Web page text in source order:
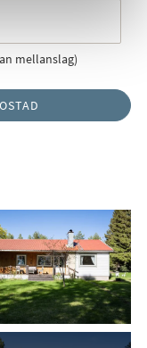
mellanslag)